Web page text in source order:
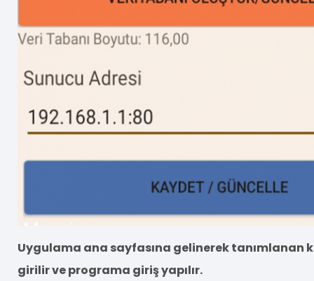
Uygulama ana sayfasına gelinerek tanımlanan
girilir ve programa giriş yapılır.